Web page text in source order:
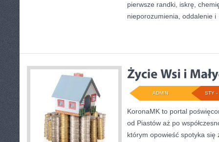
pierwsze randki, iskrę,
nieporozumienia, oddalenie i
STY -
ADMIN
KoronaMK to portal
od Piastów aż po
którym opowieść spotyka się